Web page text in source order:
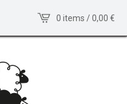
0 items / 0,00 €